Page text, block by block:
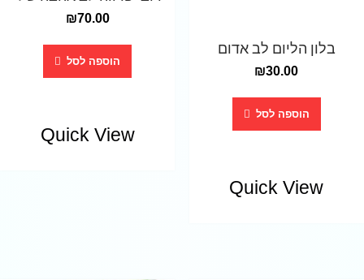
בלון הליום לב אדום
₪30.00
הוספה לסל
Quick View
₪70.00
הוספה לסל
Quick View